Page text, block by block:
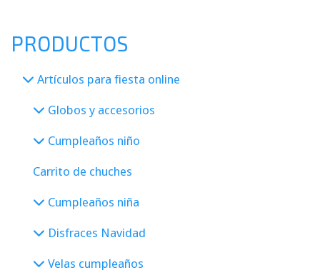
PRODUCTOS
Artículos para fiesta online
Globos y accesorios
Cumpleaños niño
Carrito de chuches
Cumpleaños niña
Disfraces Navidad
Velas cumpleaños